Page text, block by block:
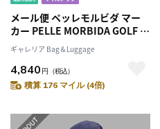
メール便 ペッレモルビダ マー
カー PELLE MORBIDA GOLF マ
グネット キャップ クリップ ゴ
ルフマーカー ボールマーク ゴ
ルフ メンズ レディース PG013
ギャレリア Bag＆Luggage
4,840 円 （税込）
積算 176 マイル (4倍)